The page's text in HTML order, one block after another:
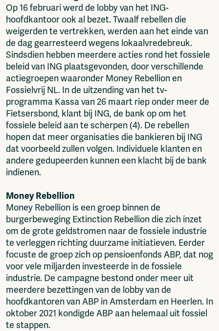
Op 16 februari werd de lobby van het ING-
hoofdkantoor ook al bezet. Twaalf rebellen die
weigerden te vertrekken, werden aan het einde van
de dag gearresteerd wegens lokaalvredebreuk.
Sindsdien hebben meerdere acties rond het fossiele
beleid van ING plaatsgevonden, door verschillende
actiegroepen waaronder Money Rebellion en
Fossielvrij NL. In de uitzending van het tv-
programma Kassa van 26 maart riep onder meer de
Fietsersbond, klant bij ING, de bank op om het
fossiele beleid aan te scherpen (4). De rebellen
hopen dat meer organisaties die bankieren bij ING
dat voorbeeld zullen volgen. Individuele klanten en
andere gedupeerden kunnen een klacht bij de bank
indienen.
Money Rebellion
Money Rebellion is een groep binnen de
burgerbeweging Extinction Rebellion die zich inzet
om de grote geldstromen naar de fossiele industrie
te verleggen richting duurzame initiatieven. Eerder
focuste de groep zich op pensioenfonds ABP, dat nog
voor vele miljarden investeerde in de fossiele
industrie. De campagne bestond onder meer uit
meerdere bezettingen van de lobby van de
hoofdkantoren van ABP in Amsterdam en Heerlen. In
oktober 2021 kondigde ABP aan helemaal uit fossiel
te stappen.